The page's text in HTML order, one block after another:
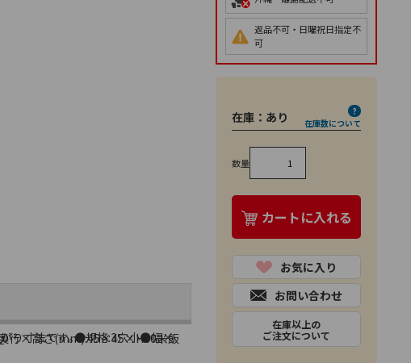
がり寸法です｡●規格:3穴小●幅×
行×高さ(mm):45×45×H30米飯
返品不可・日曜祝日指定不
可
在庫： あり 在庫数について
数量
カートに入れる
お気に入り
お問い合わせ
在庫以上の
ご注文について